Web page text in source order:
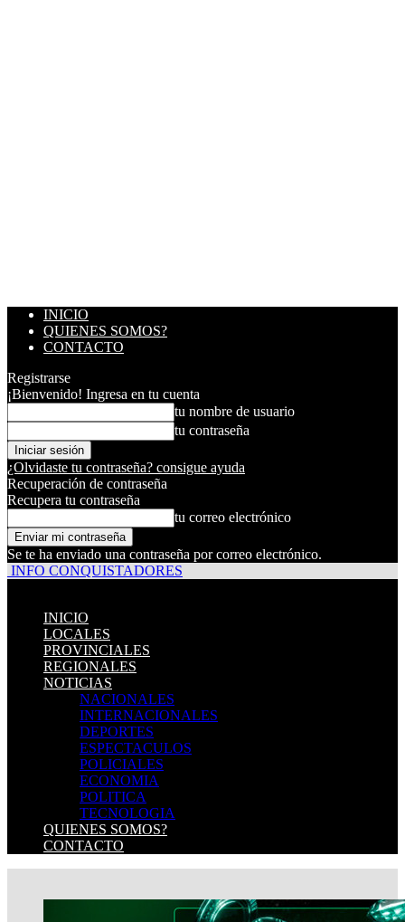
INICIO
QUIENES SOMOS?
CONTACTO
Registrarse
¡Bienvenido! Ingresa en tu cuenta
tu nombre de usuario
tu contraseña
¿Olvidaste tu contraseña? consigue ayuda
Recuperación de contraseña
Recupera tu contraseña
tu correo electrónico
Se te ha enviado una contraseña por correo electrónico.
INFO CONQUISTADORES
INICIO
LOCALES
PROVINCIALES
REGIONALES
NOTICIAS
NACIONALES
INTERNACIONALES
DEPORTES
ESPECTACULOS
POLICIALES
ECONOMIA
POLITICA
TECNOLOGIA
QUIENES SOMOS?
CONTACTO